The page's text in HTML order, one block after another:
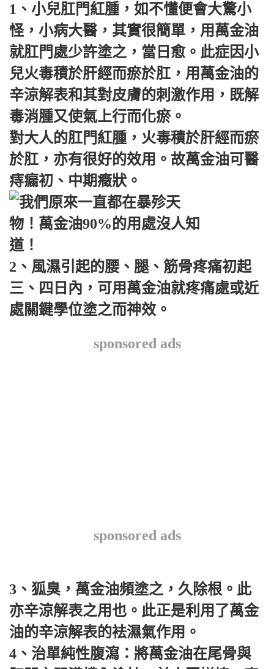
1、小兒肛門紅腫，如不懂便會大驚小
怪，小病大醫，其實很簡單，用萬金油
就肛門處少許塗之，當日愈。此症因小
兒火毒積於肝經而瘀於肛，用萬金油的
辛涼解表和其對皮膚的刺激作用，既解
毒消腫又使氣上行而化瘀。
對大人的肛門紅腫，火毒積於肝經而瘀
於肛，亦有很好的效用。故萬金油可醫
痔瘺初、中期癥狀。
2、風濕引起的腰、腿、筋骨疼痛初起
三、四日內，可用萬金油就疼痛處或近
處關鍵學位塗之而神效。
sponsored ads
sponsored ads
3、狐臭，萬金油頻塗之，久除根。此
亦辛涼解表之用也。此正是利用了萬金
油的辛涼解表的袪濕氣作用。
4、治單純性腹瀉：將萬金油在尾骨與